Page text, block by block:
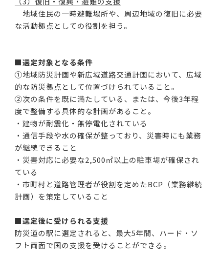
地域住民の一時避難場所や、周辺地域の復旧に必要
な活動拠点としての役割を担う。
■選定対象となる条件
①地域防災計画や新広域道路交通計画において、広域
的な防災拠点として位置づけられていること。
②次の条件を既に満たしている、または、今後3年程
度で整備する具体的な計画があること。
・建物が耐震化・無停電化されている
・通信手段や水の確保が整っており、災害時にも業務
が継続できること
・災害対応に必要な2,500㎡以上の駐車場が確保され
ている
・市町村と道路管理者が役割を定めたBCP（業務継続
計画）を策定していること
■選定後に受けられる支援
防災道の駅に選定されると、最大5年間、ハード・ソ
フト両面で国の支援を受けることができる。